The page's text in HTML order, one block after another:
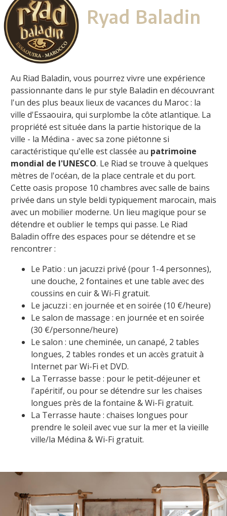
Ryad Baladin
Au Riad Baladin, vous pourrez vivre une expérience
passionnante dans le pur style Baladin en découvrant
l'un des plus beaux lieux de vacances du Maroc : la
ville d'Essaouira, qui surplombe la côte atlantique. La
propriété est située dans la partie historique de la
ville - la Médina - avec sa zone piétonne si
caractéristique qu'elle est classée au patrimoine
mondial de l'UNESCO. Le Riad se trouve à quelques
mètres de l'océan, de la place centrale et du port.
Cette oasis propose 10 chambres avec salle de bains
privée dans un style beldi typiquement marocain, mais
avec un mobilier moderne. Un lieu magique pour se
détendre et oublier le temps qui passe. Le Riad
Baladin offre des espaces pour se détendre et se
rencontrer :
Le Patio : un jacuzzi privé (pour 1-4 personnes),
une douche, 2 fontaines et une table avec des
coussins en cuir &Wi-Fi gratuit.
Le jacuzzi : en journée et en soirée (10 €/heure)
Le salon de massage : en journée et en soirée
(30 €/personne/heure)
Le salon : une cheminée, un canapé, 2 tables
longues, 2 tables rondes et un accès gratuit à
Internet parWi-Fi et DVD.
La Terrasse basse : pour le petit-déjeuner et
l'apéritif, ou pour se détendre sur les chaises
longues près de la fontaine &Wi-Fi gratuit.
La Terrasse haute : chaises longues pour
prendre le soleil avec vue sur la mer et la vieille
ville/la Médina &Wi-Fi gratuit.